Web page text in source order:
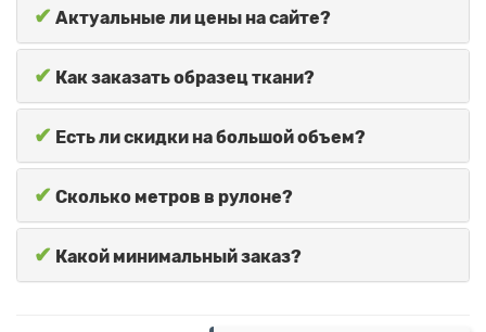
✔ Актуальные ли цены на сайте?
✔ Как заказать образец ткани?
✔ Есть ли скидки на большой объем?
✔ Сколько метров в рулоне?
✔ Какой минимальный заказ?